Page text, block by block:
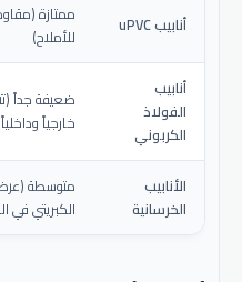
أنابيب uPVC
ممتازة
للأملاح)
أنابيب
الفولاذ
الكربوني
ضعيفة جداً
خارجياً
الأنابيب
الخرسانية
متوسطة
الكبريتي في